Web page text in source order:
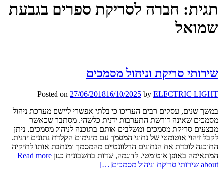
תגית: חברה לסריקת ספרים בגבעת
שמואל
שירותי סריקת וניהול מסמכים
Posted on 27/06/201816/10/2025 by ELECTRIC LIGHT
במשך שנים, עסקים רבים העריכו כי בלתי אפשרי ליישם מערכת ניהול
מסמכים שאינה דורשת התערבות ידנית כלשהי. מסתבר שכאשר
מבצעים סריקת מסמכים ומשלבים אותם בתוכנה לניהול מסמכים, ניתן
לקבל זיהוי אוטומטי של נתוני המסמך עם מינימום הקלדת נתונים ידנית.
התוכנה לוכדת את הנתונים הרלוונטיים מהמסמך ומנתבת אותו לתיקיה
המתאימה באופן אוטומטי. לדוגמה, שדות בחשבונית כגון Read more
about שירותי סריקת וניהול מסמכים
[…]